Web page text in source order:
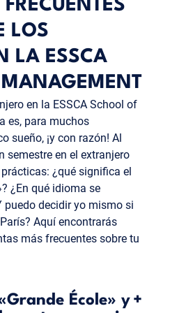
LOS
LA ESSCA
en la ESSCA School of
es, para muchos
sueño, ¡y con razón! Al
semestre en el extranjero
¿qué significa el
¿En qué idioma se
puedo decidir yo mismo si
Aquí encontrarás
más frecuentes sobre tu
École» y +